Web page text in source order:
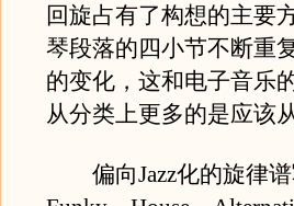
回旋占有了构想的主要
琴段落的四小节不断重
的变化，这和电子音乐
从分类上更多的是应该
偏向Jazz化的旋律谱